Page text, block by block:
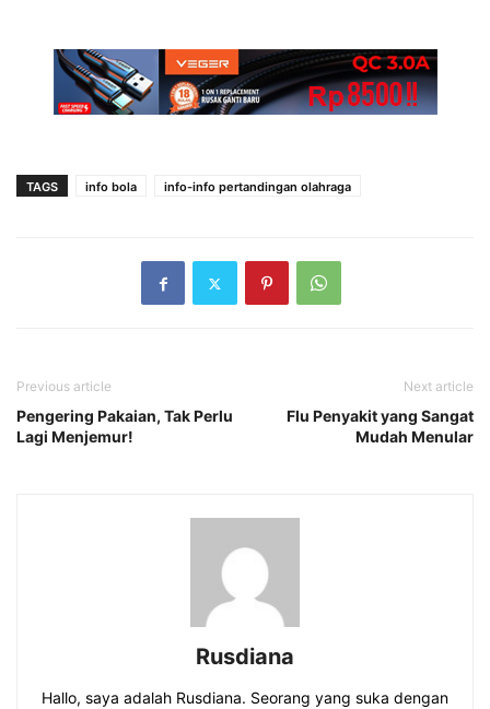
TAGS info bola info-info pertandingan olahraga
Previous article
Pengering Pakaian, Tak Perlu
Lagi Menjemur!
Next article
Flu Penyakit yang Sangat
Mudah Menular
Rusdiana
Hallo, saya adalah Rusdiana. Seorang yang suka dengan